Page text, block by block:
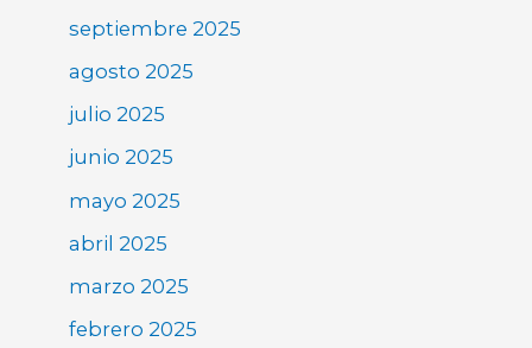
septiembre 2025
agosto 2025
julio 2025
junio 2025
mayo 2025
abril 2025
marzo 2025
febrero 2025